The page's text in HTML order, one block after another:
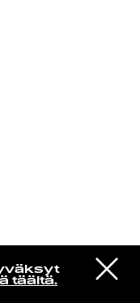
täältä.
VIESTI
STUDIOON